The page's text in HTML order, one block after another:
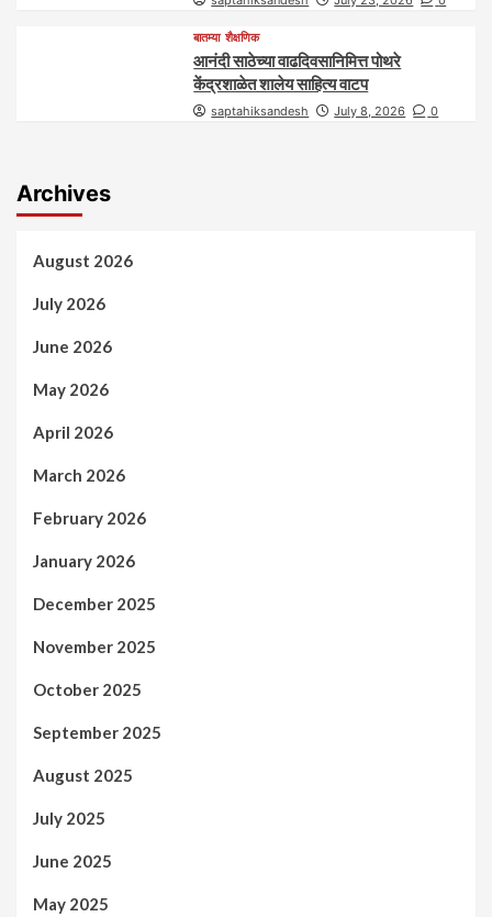
बातम्या शैक्षणिक
आनंदी साठेच्या वाढदिवसानिमित्त पोथरे
केंद्रशाळेत शालेय साहित्य वाटप
saptahiksandesh July 8, 2026 0
Archives
August 2026
July 2026
June 2026
May 2026
April 2026
March 2026
February 2026
January 2026
December 2025
November 2025
October 2025
September 2025
August 2025
July 2025
June 2025
May 2025